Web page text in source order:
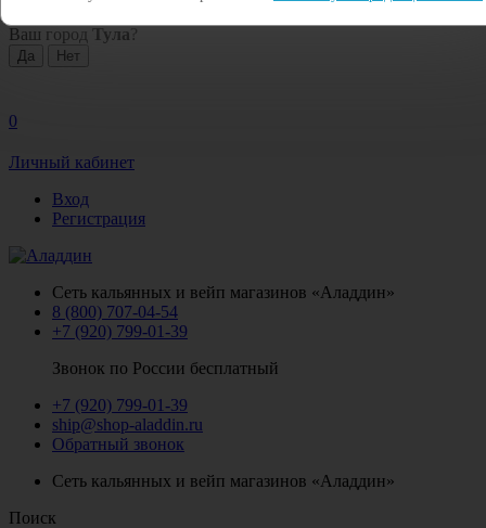
Ваш город Тула ?
0
Личный кабинет
Вход
Регистрация
Сеть кальянных и вейп магазинов «Аладдин»
8 (800) 707-04-54
+7 (920) 799-01-39
Звонок по России бесплатный
+7 (920) 799-01-39
ship@shop-aladdin.ru
Обратный звонок
Сеть кальянных и вейп магазинов «Аладдин»
Поиск